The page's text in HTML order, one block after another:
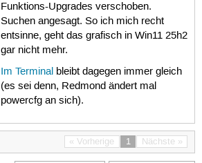
Funktions-Upgrades verschoben.
Suchen angesagt. So ich mich recht
entsinne, geht das grafisch in Win11 25h2
gar nicht mehr.
Im Terminalbleibt dagegen immer gleich
(es sei denn, Redmond ändert mal
powercfg an sich).
« Vorherige 1 Nächste »